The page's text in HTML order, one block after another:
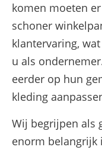
komen moeten
schoner
klantervaring,
u als
eerder op hun
kleding
Wij begrijpen als
enorm belangrijk